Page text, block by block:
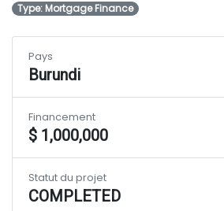
Type: Mortgage Finance
Pays
Burundi
Financement
$ 1,000,000
Statut du projet
COMPLETED